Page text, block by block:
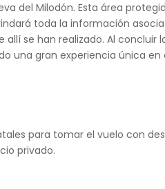
del Milodón. Esta área
toda la información
se han realizado. Al concluir
una gran experiencia única en
para tomar el vuelo con
privado.